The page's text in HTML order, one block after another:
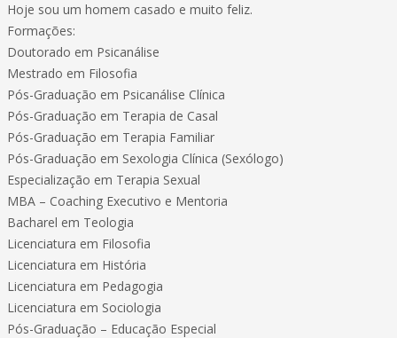
Hoje sou um homem casado e muito feliz.
Formações:
Doutorado em Psicanálise
Mestrado em Filosofia
Pós-Graduação em Psicanálise Clínica
Pós-Graduação em Terapia de Casal
Pós-Graduação em Terapia Familiar
Pós-Graduação em Sexologia Clínica (Sexólogo)
Especialização em Terapia Sexual
MBA – Coaching Executivo e Mentoria
Bacharel em Teologia
Licenciatura em Filosofia
Licenciatura em História
Licenciatura em Pedagogia
Licenciatura em Sociologia
Pós-Graduação – Educação Especial